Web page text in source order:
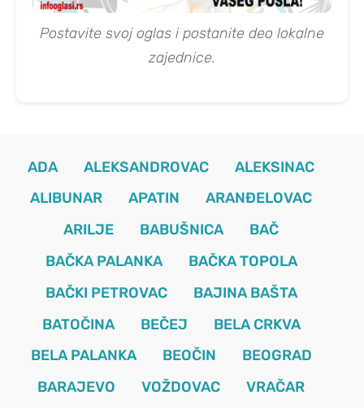
Postavite svoj oglas i postanite deo lokalne
zajednice.
ADA ALEKSANDROVAC
ALEKSINAC
ALIBUNAR
APATIN
ARANĐELOVAC
ARILJE
BABUŠNICA
BAČ
BAČKA PALANKA
BAČKA TOPOLA
BAČKI PETROVAC
BAJINA BAŠTA
BATOČINA
BEČEJ
BELA CRKVA
BELA PALANKA
BEOČIN
BEOGRAD
BARAJEVO
VOŽDOVAC
VRAČAR